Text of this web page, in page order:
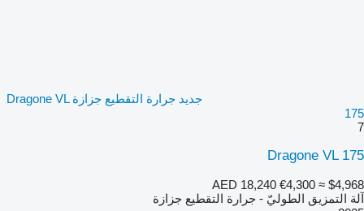
جديد جرارة التقطيع جزازة Dragone VL
175
7
Dragone VL 175
AED 18,240 €4,300 ≈ $4,968
آلة التمزيق الطوليّ - جرارة التقطيع جزازة